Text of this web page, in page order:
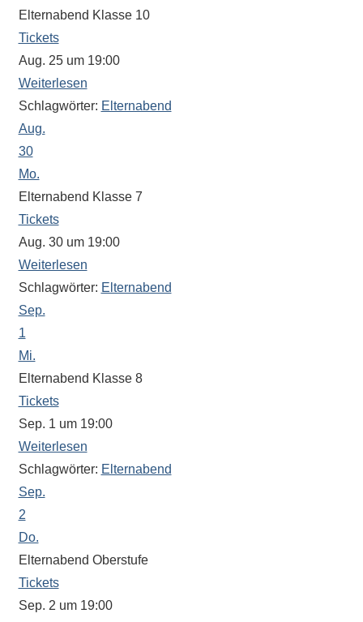
am
Ende
jeder
Seite
der
Suche
zur
Verfügung.
Elternabend Klasse 10
Tickets
Aug. 25 um 19:00
Weiterlesen
Schlagwörter: Elternabend
Aug.
30
Mo.
Elternabend Klasse 7
Tickets
Aug. 30 um 19:00
Weiterlesen
Schlagwörter: Elternabend
Sep.
1
Mi.
Elternabend Klasse 8
Tickets
Sep. 1 um 19:00
Weiterlesen
Schlagwörter: Elternabend
Sep.
2
Do.
Elternabend Oberstufe
Tickets
Sep. 2 um 19:00